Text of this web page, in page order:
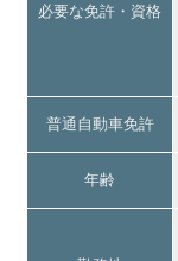
必要な免許・資格
普通自動車免許
年齢